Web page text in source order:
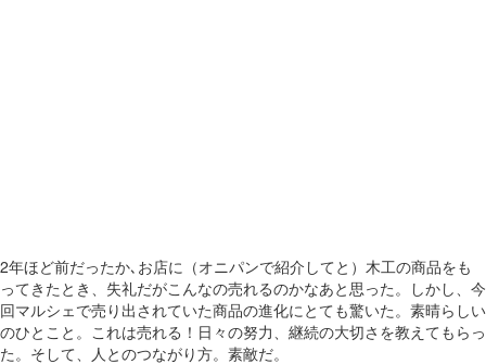
2年ほど前だったか､お店に（オニパンで紹介してと）木工の商品をも
ってきたとき、失礼だがこんなの売れるのかなあと思った。しかし、今
回マルシェで売り出されていた商品の進化にとても驚いた。素晴らしい
のひとこと。これは売れる！日々の努力、継続の大切さを教えてもらっ
た。そして、人とのつながり方。素敵だ。